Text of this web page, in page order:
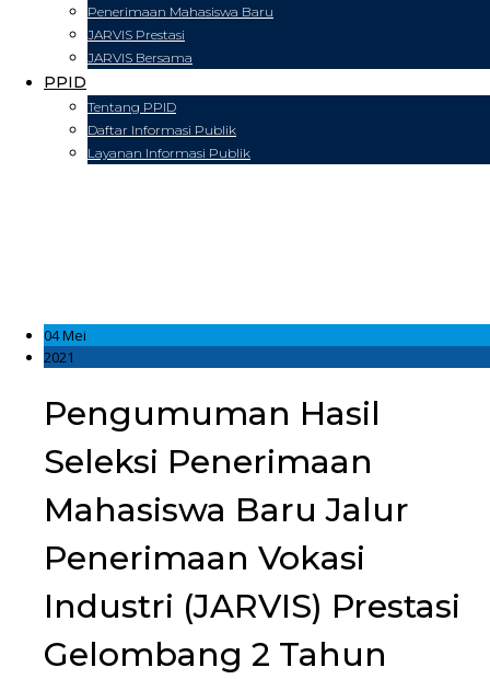
Penerimaan Mahasiswa Baru
JARVIS Prestasi
JARVIS Bersama
PPID
Tentang PPID
Daftar Informasi Publik
Layanan Informasi Publik
04 Mei
2021
Pengumuman Hasil
Seleksi Penerimaan
Mahasiswa Baru Jalur
Penerimaan Vokasi
Industri (JARVIS) Prestasi
Gelombang 2 Tahun